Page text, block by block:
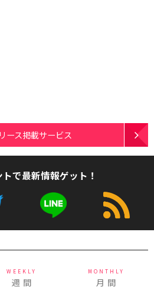
ース掲載サービス
で最新情報ゲット！
WEEKLY
週 間
MONTHLY
月 間